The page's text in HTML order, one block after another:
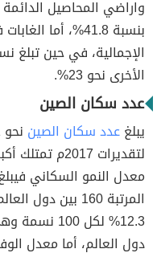
الإجمالية، في حين تبلغ
الأخرى نحو 23%.
عدد سكان الصين
يبلغعدد سكان الصين
لتقديرات
المرتبة 160 بين